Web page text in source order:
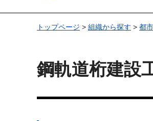
トップページ > 組織から探す > 都
鋼軌道桁建設